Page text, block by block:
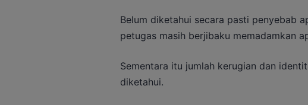
Belum diketahui secara pasti penyebab
petugas masih berjibaku memadamkan
Sementara itu jumlah kerugian dan
diketahui.